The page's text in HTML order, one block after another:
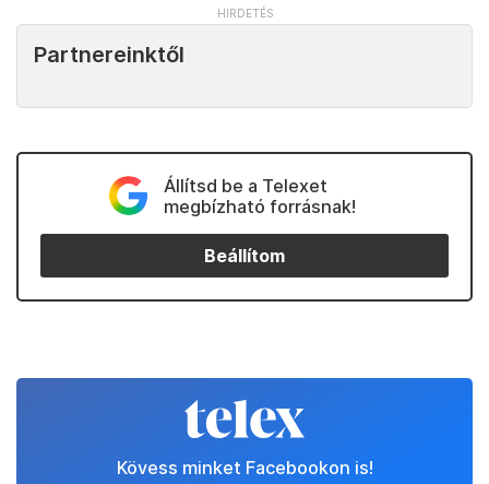
Partnereinktől
Állítsd be a Telexet
megbízható forrásnak!
Beállítom
Kövess minket Facebookon is!